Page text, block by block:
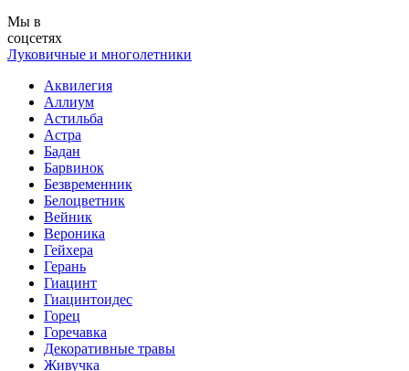
Мы в
соцсетях
Луковичные и многолетники
Аквилегия
Аллиум
Астильба
Астра
Бадан
Барвинок
Безвременник
Белоцветник
Вейник
Вероника
Гейхера
Герань
Гиацинт
Гиацинтоидес
Горец
Горечавка
Декоративные травы
Живучка